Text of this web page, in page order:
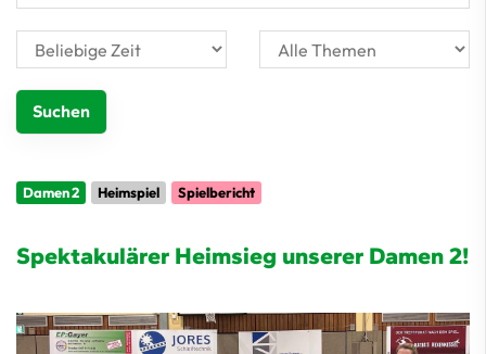
Damen 2 Heimspiel Spielbericht
Spektakulärer Heimsieg unserer Damen 2!